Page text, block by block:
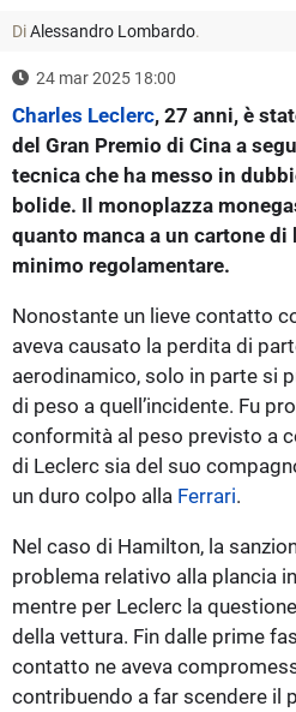
DiAlessandro Lombardo.
24 mar 2025 18:00
Charles Leclerc, 27 anni, è
del Gran Premio di Cina a
tecnica che ha messo in
bolide. Il monoplazza
quanto manca a un cartone
minimo regolamentare.
Nonostante un lieve contatto
aveva causato la perdita di
aerodinamico, solo in parte si
di peso a quell’incidente. Fu
conformità al peso previsto a
di Leclerc sia del suo
un duro colpo alla Ferrari.
Nel caso di Hamilton, la
problema relativo alla plancia
mentre per Leclerc la
della vettura. Fin dalle prime
contatto ne aveva
contribuendo a far scendere il